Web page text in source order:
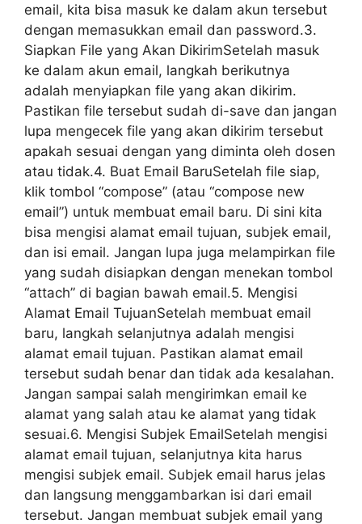
email, kita bisa masuk ke dalam akun tersebut
dengan memasukkan email dan password.3.
Siapkan File yang Akan DikirimSetelah masuk
ke dalam akun email, langkah berikutnya
adalah menyiapkan file yang akan dikirim.
Pastikan file tersebut sudah di-save dan jangan
lupa mengecek file yang akan dikirim tersebut
apakah sesuai dengan yang diminta oleh dosen
atau tidak.4. Buat Email BaruSetelah file siap,
klik tombol “compose” (atau “compose new
email”) untuk membuat email baru. Di sini kita
bisa mengisi alamat email tujuan, subjek email,
dan isi email. Jangan lupa juga melampirkan file
yang sudah disiapkan dengan menekan tombol
“attach” di bagian bawah email.5. Mengisi
Alamat Email TujuanSetelah membuat email
baru, langkah selanjutnya adalah mengisi
alamat email tujuan. Pastikan alamat email
tersebut sudah benar dan tidak ada kesalahan.
Jangan sampai salah mengirimkan email ke
alamat yang salah atau ke alamat yang tidak
sesuai.6. Mengisi Subjek EmailSetelah mengisi
alamat email tujuan, selanjutnya kita harus
mengisi subjek email. Subjek email harus jelas
dan langsung menggambarkan isi dari email
tersebut. Jangan membuat subjek email yang